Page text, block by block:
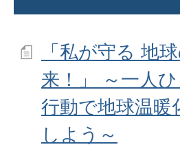
「私が守る 地
来！」 ～一人
行動で地球温暖
しよう～